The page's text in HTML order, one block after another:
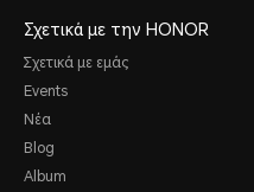
Σχετικά με την HONOR
Σχετικά με εμάς
Events
Νέα
Blog
Album